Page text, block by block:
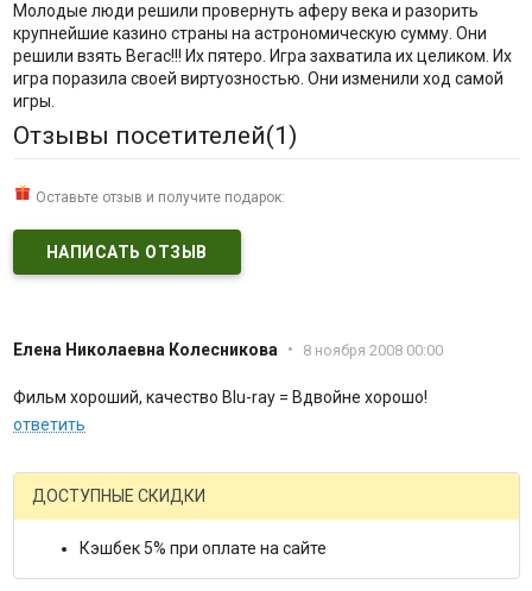
Молодые люди решили провернуть аферу века и разорить
крупнейшие казино страны на астрономическую сумму. Они
решили взять Вегас!!! Их пятеро. Игра захватила их целиком. Их
игра поразила своей виртуозностью. Они изменили ход самой
игры.
Отзывы посетителей(1)
Оставьте отзыв и получите подарок:
НАПИСАТЬ ОТЗЫВ
Елена Николаевна Колесникова • 8 ноября 2008 00:00
Фильм хороший, качество Blu-ray = Вдвойне хорошо!
ответить
ДОСТУПНЫЕ СКИДКИ
Кэшбек 5% при оплате на сайте